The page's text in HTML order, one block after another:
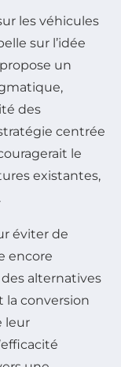
les véhicules
sur l’idée
un
des
centrée
le
existantes,
éviter de
encore
alternatives
la conversion
leur